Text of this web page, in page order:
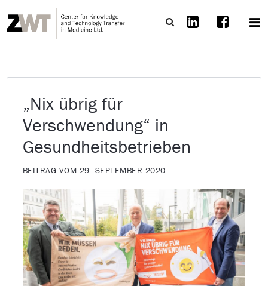
„Nix übrig für
Verschwendung“ in
Gesundheitsbetrieben
BEITRAG VOM 29. SEPTEMBER 2020